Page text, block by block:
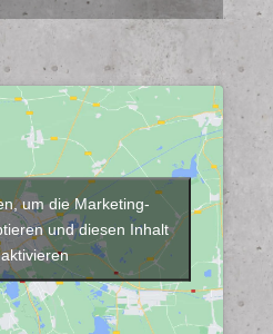
um die Marketing-
und diesen Inhalt